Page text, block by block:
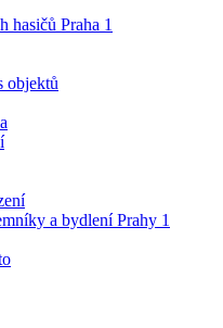
hasičů Praha 1
objektů
a bydlení Prahy 1